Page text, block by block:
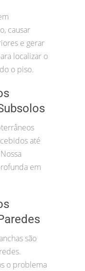
causar
e gerar
localizar o
o piso.
até
em
são
o problema